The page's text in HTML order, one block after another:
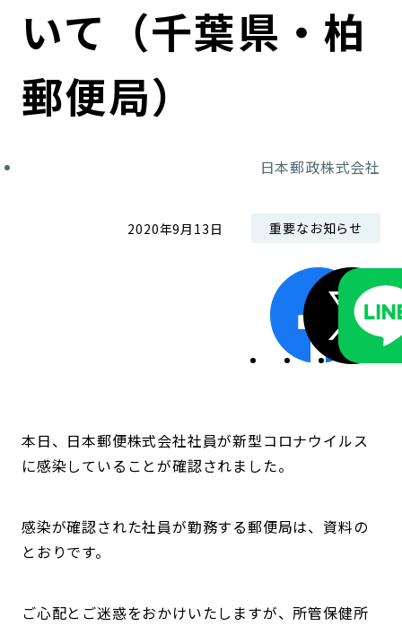
ローカル共創イニシアティブ
IRニュース
環境
いて（千葉県・柏
郵便局）
日本郵政株式会社
2020年9月13日 重要なお知らせ
本日、日本郵便株式会社社員が新型コロナウイルス
に感染していることが確認されました。
感染が確認された社員が勤務する郵便局は、資料の
とおりです。
ご心配とご迷惑をおかけいたしますが、所管保健所